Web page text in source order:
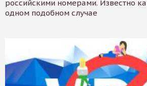
российскими номерами. Известно
одном подобном случае